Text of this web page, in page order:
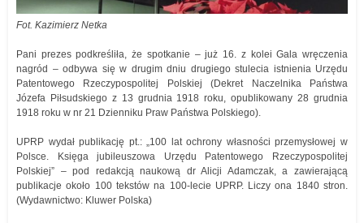
Fot. Kazimierz Netka
Pani prezes podkreśliła, że spotkanie – już 16. z kolei Gala wręczenia
nagród – odbywa się w drugim dniu drugiego stulecia istnienia Urzędu
Patentowego Rzeczypospolitej Polskiej (Dekret Naczelnika Państwa
Józefa Piłsudskiego z 13 grudnia 1918 roku, opublikowany 28 grudnia
1918 roku w nr 21 Dzienniku Praw Państwa Polskiego).
UPRP wydał publikację pt.: „100 lat ochrony własności przemysłowej w
Polsce. Księga jubileuszowa Urzędu Patentowego Rzeczypospolitej
Polskiej” – pod redakcją naukową dr Alicji Adamczak, a zawierającą
publikacje około 100 tekstów na 100-lecie UPRP. Liczy ona 1840 stron.
(Wydawnictwo: Kluwer Polska)